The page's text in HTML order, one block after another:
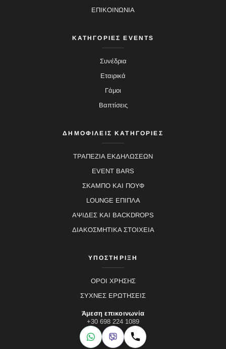
ΕΠΙΚΟΙΝΩΝΙΑ
ΚΑΤΗΓΟΡΙΕΣ EVENTS
Συνέδρια
Εταιρικά
Γάμοι
Βαπτίσεις
ΔΗΜΟΦΙΛΕΙΣ ΚΑΤΗΓΟΡΙΕΣ
ΤΡΑΠΕΖΙΑ ΕΚΔΗΛΩΣΕΩΝ
EVENT BARS
ΣΚΑΜΠΟ ΚΑΙ ΠΟΥΦ
LOUNGE ΕΠΙΠΛΑ
ΑΨΙΔΕΣ ΚΑΙ BACKDROPS
ΔΙΑΚΟΣΜΗΤΙΚΑ ΣΤΟΙΧΕΙΑ
ΥΠΟΣΤΗΡΙΞΗ
ΟΡΟΙ ΧΡΗΣΗΣ
ΣΥΧΝΕΣ ΕΡΩΤΗΣΕΙΣ
Άμεση επικοινωνία
+30 698 224 1089
WhatsApp
Viber Κλήση